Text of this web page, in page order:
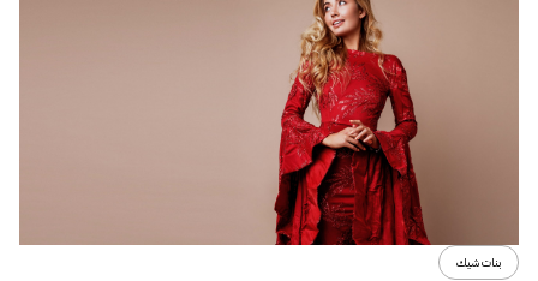
بنات شيك